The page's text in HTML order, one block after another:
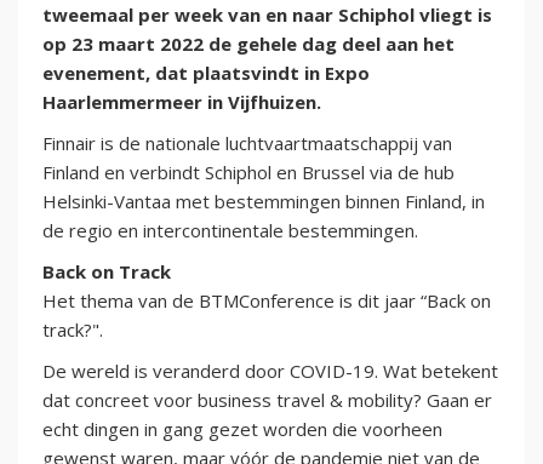
tweemaal per week van en naar Schiphol vliegt is
op 23 maart 2022 de gehele dag deel aan het
evenement, dat plaatsvindt in Expo
Haarlemmermeer in Vijfhuizen.
Finnair is de nationale luchtvaartmaatschappij van
Finland en verbindt Schiphol en Brussel via de hub
Helsinki-Vantaa met bestemmingen binnen Finland, in
de regio en intercontinentale bestemmingen.
Back on Track
Het thema van de BTMConference is dit jaar “Back on
track?".
De wereld is veranderd door COVID-19. Wat betekent
dat concreet voor business travel & mobility? Gaan er
echt dingen in gang gezet worden die voorheen
gewenst waren, maar vóór de pandemie niet van de